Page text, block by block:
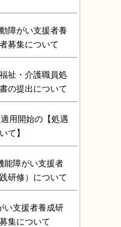
障がい支援者養
募集について
祉・介護職員処
の提出について
用開始の【処遇
て】
能障がい支援者
研修）について
い支援者養成研
集について